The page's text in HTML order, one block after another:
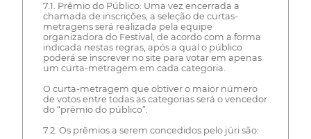
7.1. Prêmio do Público: Uma vez encerrada a
chamada de inscrições, a seleção de curtas-
metragens será realizada pela equipe
organizadora do Festival, de acordo com a forma
indicada nestas regras, após a qual o público
poderá se inscrever no site para votar em apenas
um curta-metragem em cada categoria.
O curta-metragem que obtiver o maior número
de votos entre todas as categorias será o vencedor
do “prêmio do público”.
7.2. Os prêmios a serem concedidos pelo júri são: